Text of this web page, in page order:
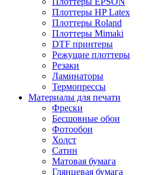
Плоттеры HP Latex
Плоттеры Roland
Плоттеры Mimaki
DTF принтеры
Режущие плоттеры
Резаки
Ламинаторы
Термопрессы
Материалы для печати
Фрески
Бесшовные обои
Фотообои
Холст
Сатин
Матовая бумага
Глянцевая бумага